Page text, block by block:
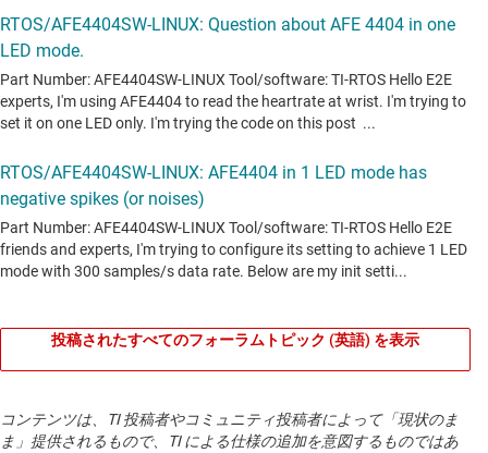
投稿されたすべてのフォーラムトピック (英語) を表示
コンテンツは、TI 投稿者やコミュニティ投稿者によって「現状のま
ま」提供されるもので、TI による仕様の追加を意図するものではあ